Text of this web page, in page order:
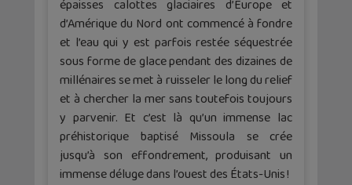
épaisses calottes glaciaires d’Europe et
d’Amérique du Nord ont commencé à fondre
et l’eau qui y est parfois restée séquestrée
sous forme de glace pendant des dizaines de
millénaires se met à ruisseler le long du relief
et à chercher la mer sans toutefois toujours
y parvenir. Et c’est là qu’un immense lac
préhistorique baptisé Missoula se crée
jusqu’à son effondrement, produisant un
immense déluge dans l’ouest des États-Unis !